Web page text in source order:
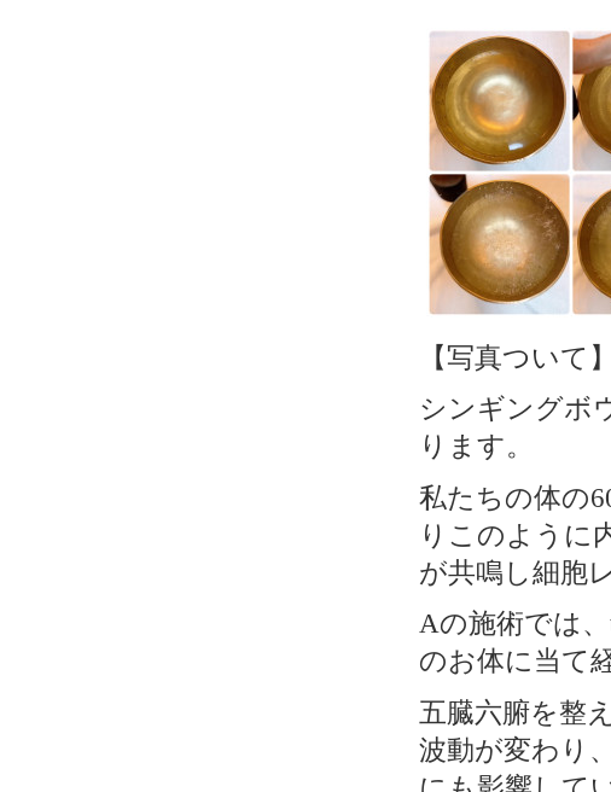
【写真ついて】
シンギングボ
ります。
私たちの体の
りこのように
が共鳴し細胞
Aの施術では、
のお体に当て
五臓六腑を整
波動が変わり